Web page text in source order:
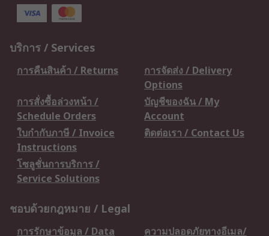
บริการ / Services
การคืนสินค้า / Returns
การจัดส่ง / Delivery
Options
การสั่งซื้อล่วงหน้า /
Schedule Orders
บัญชีของฉัน / My
Account
ใบกำกับภาษี / Invoice
Instructions
ติดต่อเรา / Contact Us
โซลูชั่นการบริการ /
Service Solutions
ชอบด้วยกฎหมาย / Legal
การรักษาข้อมูล / Data ความปลอดภัยทางอีเมล/